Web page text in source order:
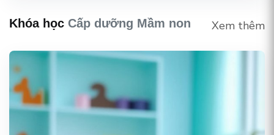
Khóa học Cấp dưỡng Mầm non Xem thêm